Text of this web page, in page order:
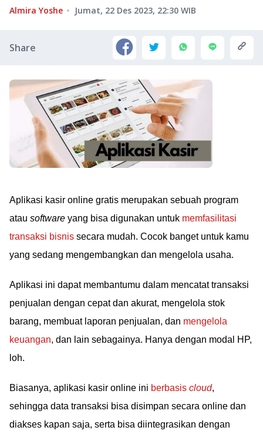
Almira Yoshe Jumat, 22 Des 2023, 22:30 WIB
Share
Aplikasi kasir online gratis merupakan sebuah program
atau software yang bisa digunakan untuk memfasilitasi
transaksi bisnis secara mudah. Cocok banget untuk kamu
yang sedang mengembangkan dan mengelola usaha.
Aplikasi ini dapat membantumu dalam mencatat transaksi
penjualan dengan cepat dan akurat, mengelola stok
barang, membuat laporan penjualan, dan mengelola
keuangan, dan lain sebagainya. Hanya dengan modal HP,
loh.
Biasanya, aplikasi kasir online ini berbasis cloud,
sehingga data transaksi bisa disimpan secara online dan
diakses kapan saja, serta bisa diintegrasikan dengan